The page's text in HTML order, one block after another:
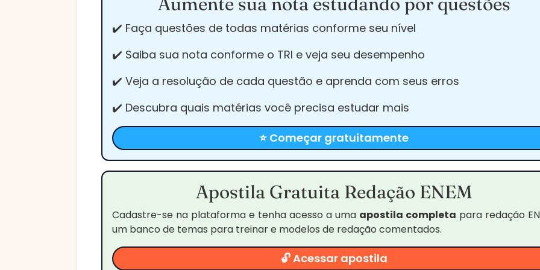
✔️ Faça questões de todas matérias conforme seu nível
✔️ Saiba sua nota conforme o TRI e veja seu desempenho
✔️ Veja a resolução de cada questão e aprenda com seus erros
✔️ Descubra quais matérias você precisa estudar mais
⭐ Começar gratuitamente
Apostila Gratuita Redação ENEM
Cadastre-se na plataforma e tenha acesso a uma apostila completa para redação
um banco de temas para treinar e modelos de redação comentados.
🔓 Acessar apostila